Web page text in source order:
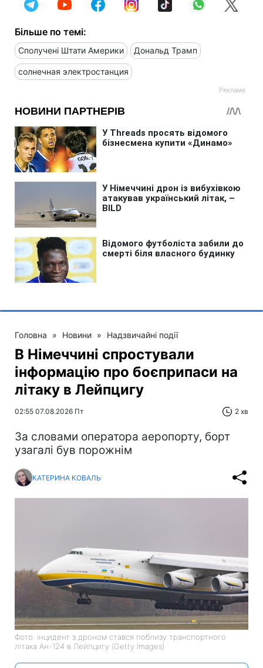
Більше по темі:
Сполучені Штати Америки Дональд Трамп
солнечная электростанция
Головна » Новини » Надзвичайні події
В Німеччині спростували
інформацію про боєприпаси на
літаку в Лейпцигу
02:55 07.08.2026 Пт 2 хв
За словами оператора аеропорту, борт
узагалі був порожнім
КАТЕРИНА КОВАЛЬ
Фото: інцидент з дроном стався поблизу транспортного
літака Ан-124 в Лейпцигу (Getty Images)